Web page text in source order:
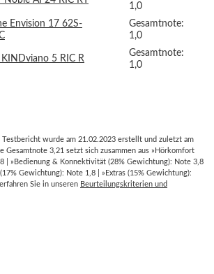
1,0
Envision 17 62S-
Gesamtnote:
1,0
5 RIC R
Gesamtnote:
1,0
Testbericht wurde am 21.02.2023 erstellt und zuletzt am
Gesamtnote 3,21 setzt sich zusammen aus »Hörkomfort
| »Bedienung & Konnektivität (28% Gewichtung): Note 3,8
Gewichtung): Note 1,8 | »Extras (15% Gewichtung):
Sie in unseren Beurteilungskriterien und